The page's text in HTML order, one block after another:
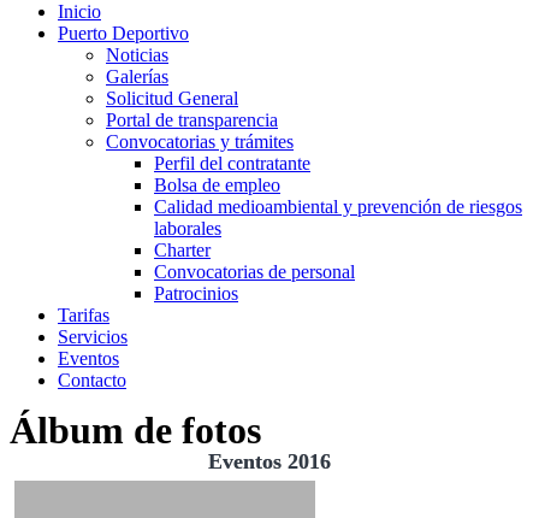
Inicio
Puerto Deportivo
Noticias
Galerías
Solicitud General
Portal de transparencia
Convocatorias y trámites
Perfil del contratante
Bolsa de empleo
Calidad medioambiental y prevención de riesgos
laborales
Charter
Convocatorias de personal
Patrocinios
Tarifas
Servicios
Eventos
Contacto
Álbum de fotos
Eventos 2016